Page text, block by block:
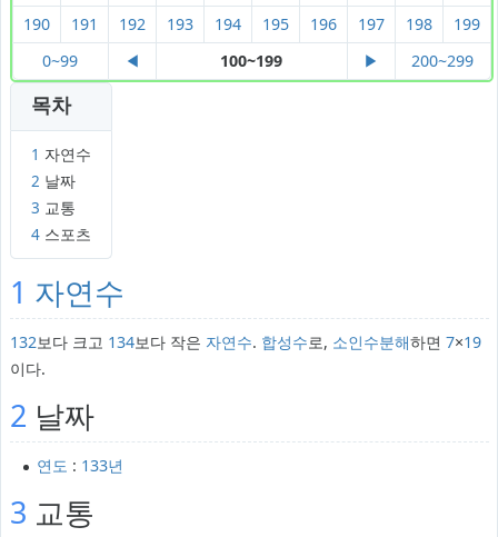
190
191 192 193 194 195 196 197 198
199
0~99
◀ 100~199 ▶ 200~299
목차
1 자연수
2 날짜
3 교통
4 스포츠
1 자연수
132보다 크고 134보다 작은 자연수. 합성수로, 소인수분해하면 7×19
이다.
2 날짜
연도 : 133년
3 교통